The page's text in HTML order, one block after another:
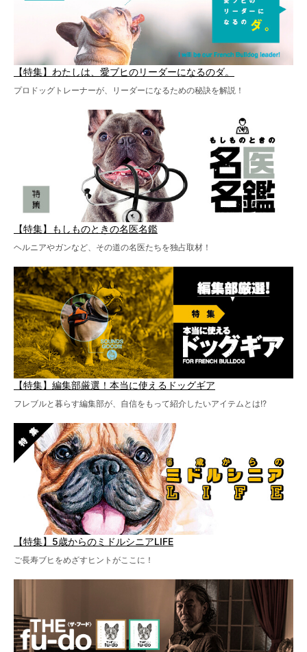
【特集】わたしは、愛ブヒのリーダーになるのダ。
プロドッグトレーナーが、リーダーになるための秘訣を解説！
【特集】もしものときの名医名鑑
ヘルニアやガンなど、その道の名医たちを独占取材！
【特集】編集部厳選！本当に使えるドッグギア
フレブルと暮らす編集部が、自信をもって紹介したいアイテムとは!?
【特集】5歳からのミドルシニアLIFE
ご長寿ブヒをめざすヒントがここに！